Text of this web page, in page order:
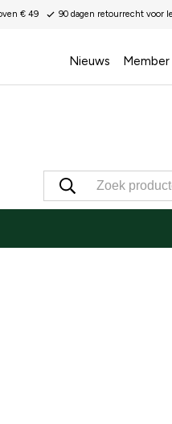
€ 49 90 dagen retourrecht voor
Nieuws Member